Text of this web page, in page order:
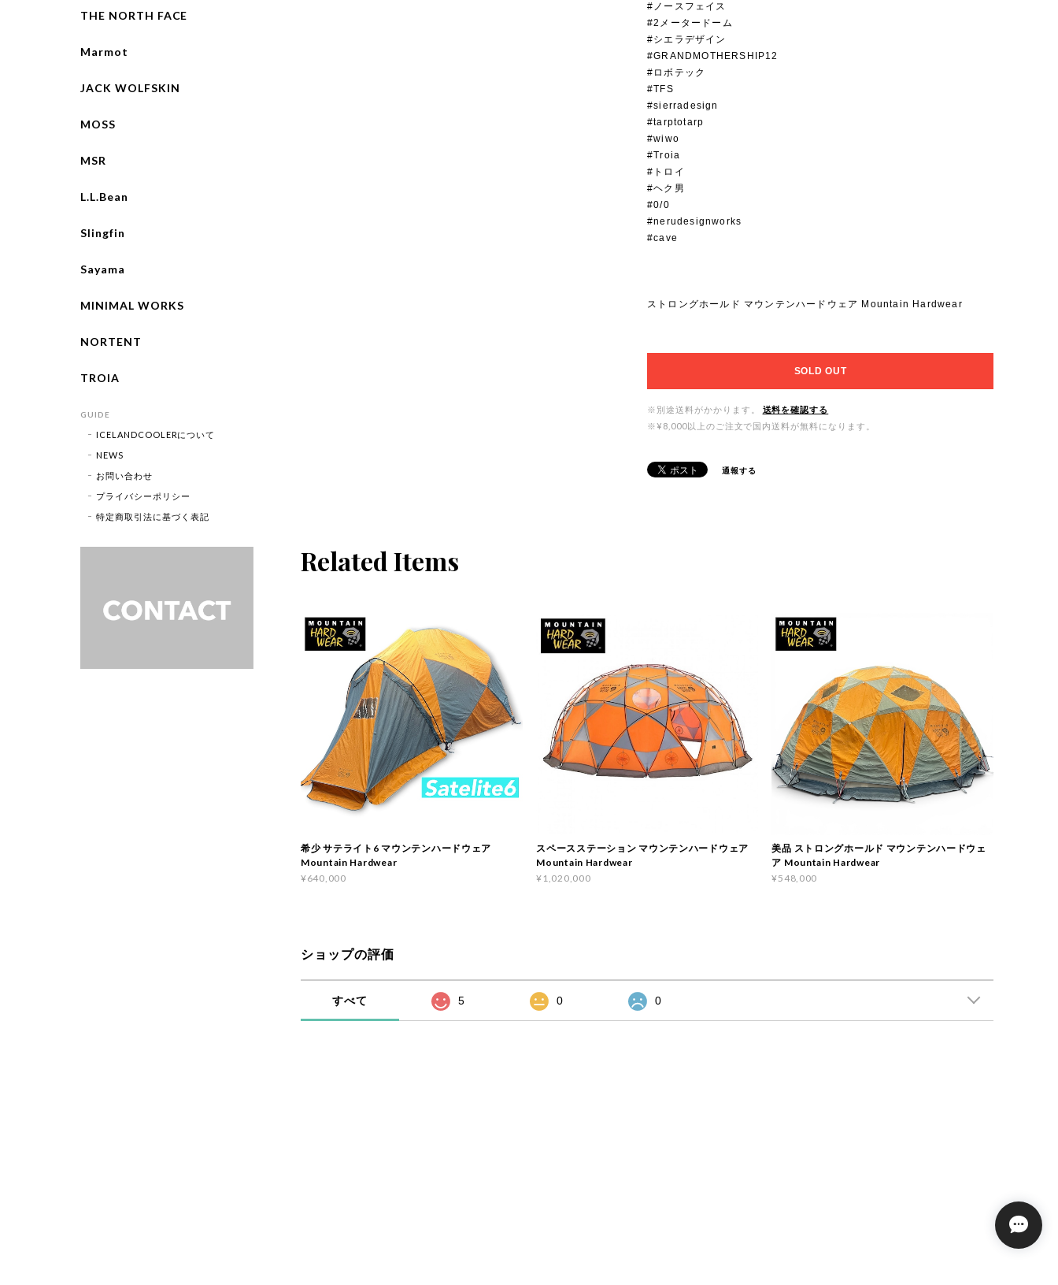
#ノースフェイス
#2メータードーム
#シエラデザイン
#GRANDMOTHERSHIP12
#ロボテック
#TFS
#sierradesign
#tarptotarp
#wiwo
#Troia
#トロイ
#ヘク男
#0/0
#nerudesignworks
#cave
ストロングホールド マウンテンハードウェア Mountain Hardwear
SOLD OUT
※別途送料がかかります。
送料を確認する
※¥8,000以上のご注文で国内送料が無料になります。
通報する
Related Items
希少 サテライト6 マウンテンハードウェア
Mountain Hardwear
¥640,000
スペースステーション マウンテンハードウェア
Mountain Hardwear
¥1,020,000
美品 ストロングホールド マウンテンハードウェ
ア Mountain Hardwear
¥548,000
ショップの評価
すべて 5 0 0
THE NORTH FACE
Marmot
JACK WOLFSKIN
MOSS
MSR
L.L.Bean
Slingfin
Sayama
MINIMAL WORKS
NORTENT
TROIA
GUIDE
ICELANDCOOLERについて
NEWS
お問い合わせ
プライバシーポリシー
特定商取引法に基づく表記